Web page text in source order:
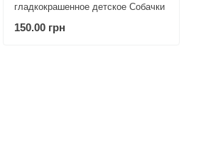
гладкокрашенное детское Собачки
150.00 грн